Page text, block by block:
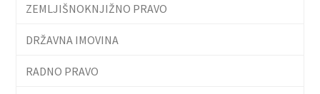
ZEMLJIŠNOKNJIŽNO PRAVO
DRŽAVNA IMOVINA
RADNO PRAVO